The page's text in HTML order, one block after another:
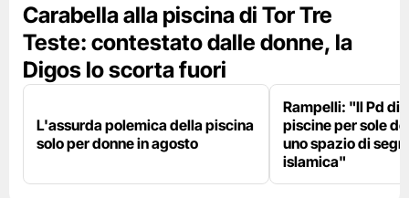
Carabella alla piscina di Tor Tre
Teste: contestato dalle donne, la
Digos lo scorta fuori
L'assurda polemica della piscina
solo per donne in agosto
Rampelli: "Il Pd
piscine per sole
uno spazio di
islamica"